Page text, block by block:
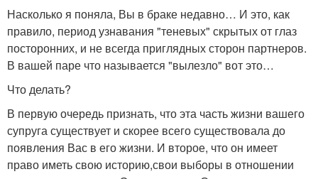
Насколько я поняла, Вы в браке недавно… И это, как
правило, период узнавания "теневых" скрытых от глаз
посторонних, и не всегда приглядных сторон партнеров.
В вашей паре что называется "вылезло" вот это…
Что делать?
В первую очередь признать, что эта часть жизни вашего
супруга существует и скорее всего существовала до
появления Вас в его жизни. И второе, что он имеет
право иметь свою историю,свои выборы в отношении